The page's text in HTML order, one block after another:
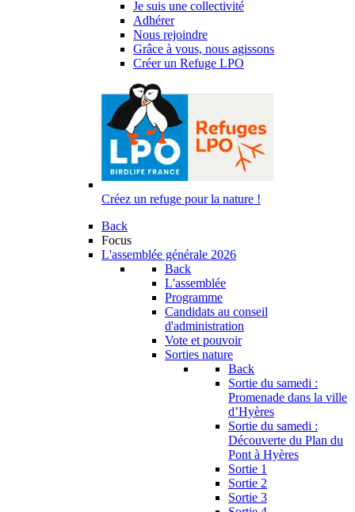
Je suis une collectivité
Adhérer
Nous rejoindre
Grâce à vous, nous agissons
Créer un Refuge LPO
Créez un refuge pour la nature !
Back
Focus
L'assemblée générale 2026
Back
L'assemblée
Programme
Candidats au conseil
d'administration
Vote et pouvoir
Sorties nature
Back
Sortie du samedi :
Promenade dans la ville
d’Hyères
Sortie du samedi :
Découverte du Plan du
Pont à Hyères
Sortie 1
Sortie 2
Sortie 3